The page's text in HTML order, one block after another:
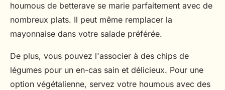
houmous de betterave se marie parfaitement avec de
nombreux plats. Il peut même remplacer la
mayonnaise dans votre salade préférée.
De plus, vous pouvez l'associer à des chips de
légumes pour un en-cas sain et délicieux. Pour une
option végétalienne, servez votre houmous avec des